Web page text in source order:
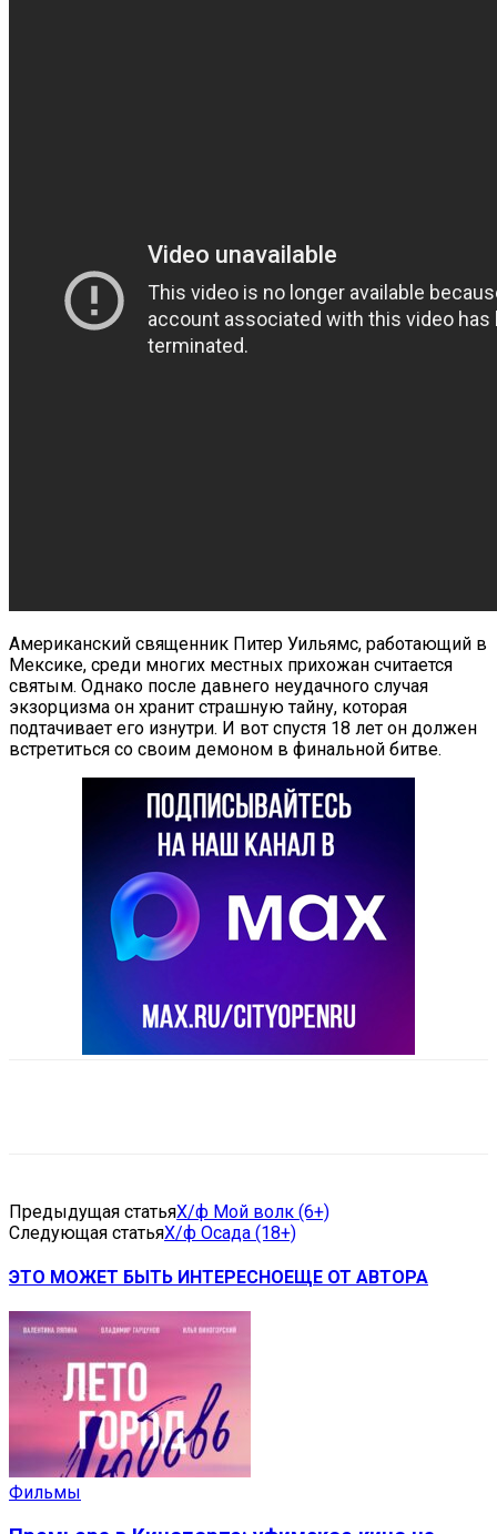
Американский священник Питер Уильямс, работающий в
Мексике, среди многих местных прихожан считается
святым. Однако после давнего неудачного случая
экзорцизма он хранит страшную тайну, которая
подтачивает его изнутри. И вот спустя 18 лет он должен
встретиться со своим демоном в финальной битве.
Предыдущая статьяХ/ф Мой волк (6+)
Следующая статьяХ/ф Осада (18+)
ЭТО МОЖЕТ БЫТЬ ИНТЕРЕСНОЕЩЕ ОТ АВТОРА
Фильмы